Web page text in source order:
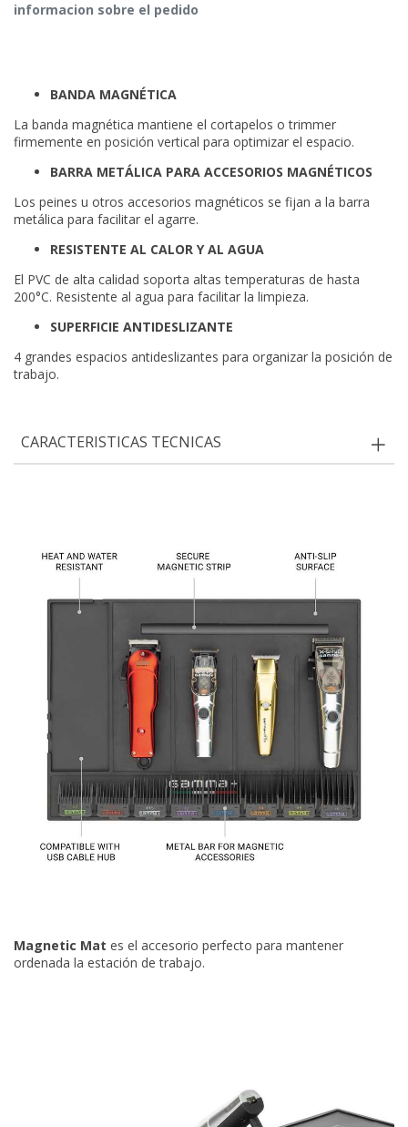
informacion sobre el pedido
BANDA MAGNÉTICA
La banda magnética mantiene el cortapelos o trimmer
firmemente en posición vertical para optimizar el espacio.
BARRA METÁLICA PARA ACCESORIOS MAGNÉTICOS
Los peines u otros accesorios magnéticos se fijan a la barra
metálica para facilitar el agarre.
RESISTENTE AL CALOR Y AL AGUA
El PVC de alta calidad soporta altas temperaturas de hasta
200°C. Resistente al agua para facilitar la limpieza.
SUPERFICIE ANTIDESLIZANTE
4 grandes espacios antideslizantes para organizar la posición de
trabajo.
CARACTERISTICAS TECNICAS
Magnetic Mat es el accesorio perfecto para mantener
ordenada la estación de trabajo.